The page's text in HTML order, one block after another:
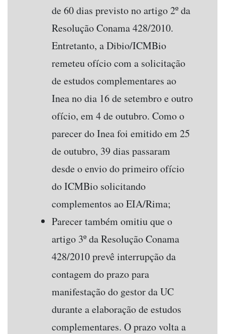
de 60 dias previsto no artigo 2º da
Resolução Conama 428/2010.
Entretanto, a Dibio/ICMBio
remeteu ofício com a solicitação
de estudos complementares ao
Inea no dia 16 de setembro e outro
ofício, em 4 de outubro. Como o
parecer do Inea foi emitido em 25
de outubro, 39 dias passaram
desde o envio do primeiro ofício
do ICMBio solicitando
complementos ao EIA/Rima;
Parecer também omitiu que o
artigo 3º da Resolução Conama
428/2010 prevê interrupção da
contagem do prazo para
manifestação do gestor da UC
durante a elaboração de estudos
complementares. O prazo volta a